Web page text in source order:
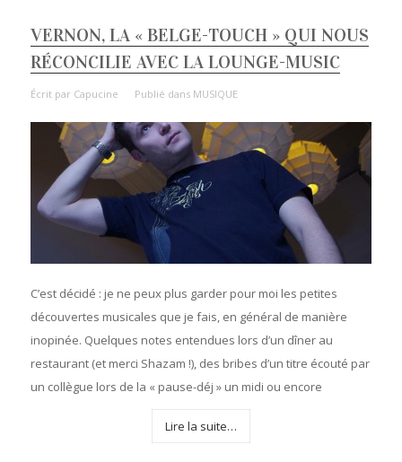
VERNON, LA « BELGE-TOUCH » QUI NOUS
RÉCONCILIE AVEC LA LOUNGE-MUSIC
Écrit par Capucine Publié dans MUSIQUE
C’est décidé : je ne peux plus garder pour moi les petites
découvertes musicales que je fais, en général de manière
inopinée. Quelques notes entendues lors d’un dîner au
restaurant (et merci Shazam !), des bribes d’un titre écouté par
un collègue lors de la « pause-déj » un midi ou encore
Lire la suite…